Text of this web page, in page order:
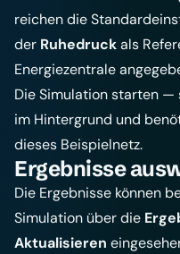
reichen die
der Ruhedruckals
Energiezentrale
Die Simulation starten —
im Hintergrund und
dieses Beispielnetz.
Ergebnisse
Die Ergebnisse können
Simulation über die
Aktualisieren